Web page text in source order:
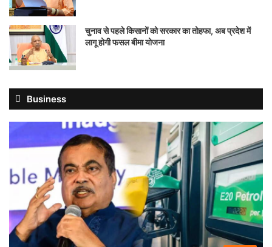
चुनाव से पहले किसानों को सरकार का तोहफा, अब प्रदेश में
लागू होगी फसल बीमा योजना
Business